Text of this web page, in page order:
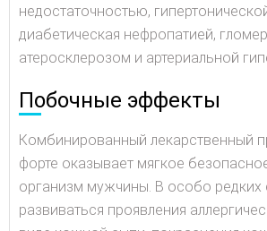
недостаточностью,
диабетическая нефропатией,
атеросклерозом и артериальной
Побочные эффекты
Комбинированный лекарственный
форте оказывает мягкое
организм мужчины. В особо редких
развиваться проявления